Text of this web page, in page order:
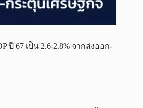
ปี 67 เป็น 2.6-2.8% จากส่งออก-